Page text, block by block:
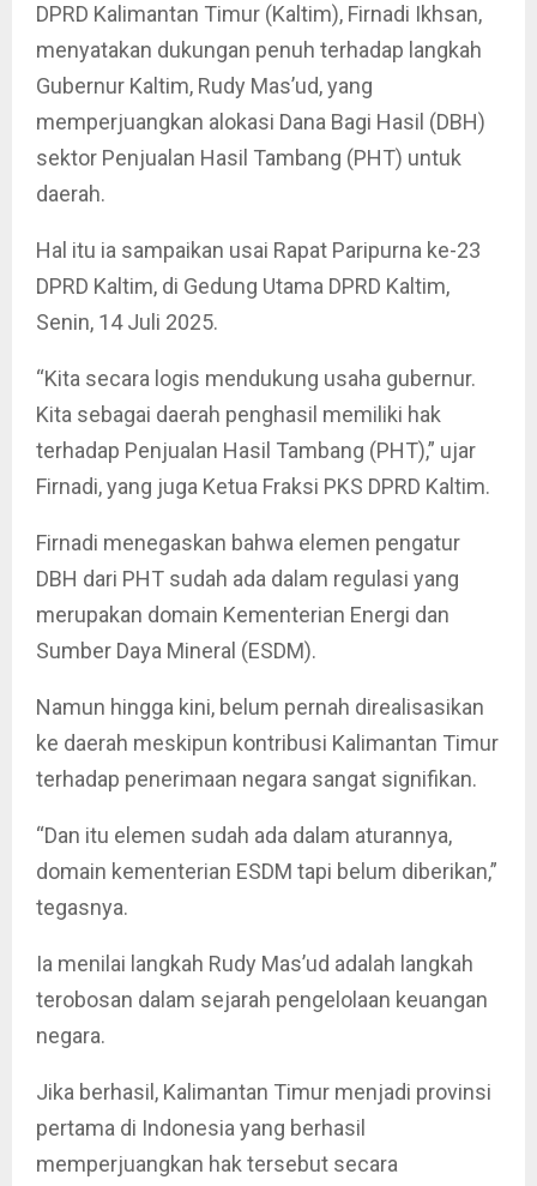
DPRD Kalimantan Timur (Kaltim), Firnadi Ikhsan,
menyatakan dukungan penuh terhadap langkah
Gubernur Kaltim, Rudy Mas’ud, yang
memperjuangkan alokasi Dana Bagi Hasil (DBH)
sektor Penjualan Hasil Tambang (PHT) untuk
daerah.
Hal itu ia sampaikan usai Rapat Paripurna ke-23
DPRD Kaltim, di Gedung Utama DPRD Kaltim,
Senin, 14 Juli 2025.
“Kita secara logis mendukung usaha gubernur.
Kita sebagai daerah penghasil memiliki hak
terhadap Penjualan Hasil Tambang (PHT),” ujar
Firnadi, yang juga Ketua Fraksi PKS DPRD Kaltim.
Firnadi menegaskan bahwa elemen pengatur
DBH dari PHT sudah ada dalam regulasi yang
merupakan domain Kementerian Energi dan
Sumber Daya Mineral (ESDM).
Namun hingga kini, belum pernah direalisasikan
ke daerah meskipun kontribusi Kalimantan Timur
terhadap penerimaan negara sangat signifikan.
“Dan itu elemen sudah ada dalam aturannya,
domain kementerian ESDM tapi belum diberikan,”
tegasnya.
Ia menilai langkah Rudy Mas’ud adalah langkah
terobosan dalam sejarah pengelolaan keuangan
negara.
Jika berhasil, Kalimantan Timur menjadi provinsi
pertama di Indonesia yang berhasil
memperjuangkan hak tersebut secara